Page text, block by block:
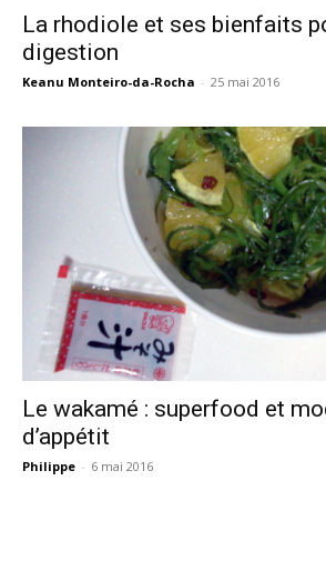
La rhodiole et ses bienfaits
digestion
Keanu Monteiro-da-Rocha - 25 mai 2016
Le wakamé : superfood et
d’appétit
Philippe - 6 mai 2016